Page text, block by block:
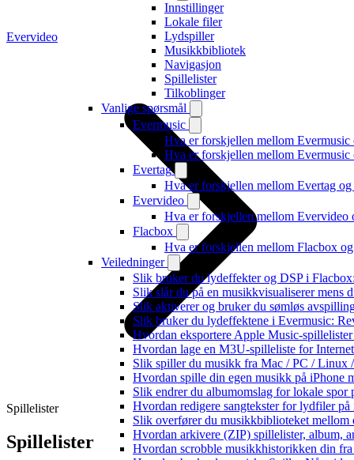
Innstillinger
Lokale filer
Lydspiller
Musikkbibliotek
Navigasjon
Spillelister
Tilkoblinger
Vanlige spørsmål
Evermusic
Hva er forskjellen mellom Evermusic
Hva er forskjellen mellom Evermusic
Evertag
Hva er forskjellen mellom Evertag
Evervideo
Hva er forskjellen mellom Evervideo
Flacbox
Hva er forskjellen mellom Flacbox
Veiledninger
Slik bruker du lydeffekter og DSP i
Slik slår du på en musikkvisualiserer mens
Slik aktiverer og bruker du sømløs
Slik bruker du lydeffektene i Evermusic:
Hvordan eksportere Apple Music-
Hvordan lage en M3U-spilleliste for
Slik spiller du musikk fra Mac / PC /
Hvordan spille din egen musikk på iPhone
Slik endrer du albumomslag for lokale
Hvordan redigere sangtekster for lydfiler
Slik overfører du musikkbiblioteket
Hvordan arkivere (ZIP) spillelister, album,
Hvordan scrobble musikkhistorikken din
Evervideo
Spillelister
Spillelister